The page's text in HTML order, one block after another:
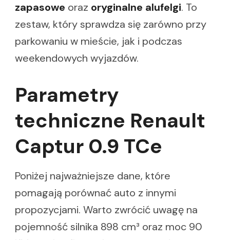
zapasowe oraz oryginalne alufelgi. To
zestaw, który sprawdza się zarówno przy
parkowaniu w mieście, jak i podczas
weekendowych wyjazdów.
Parametry
techniczne Renault
Captur 0.9 TCe
Poniżej najważniejsze dane, które
pomagają porównać auto z innymi
propozycjami. Warto zwrócić uwagę na
pojemność silnika 898 cm³ oraz moc 90